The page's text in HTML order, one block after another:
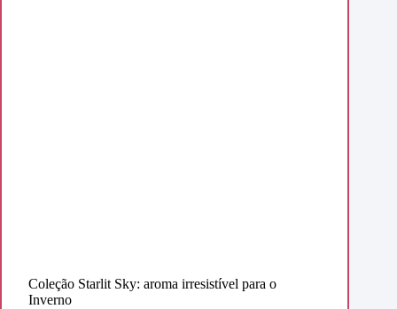
Coleção Starlit Sky: aroma irresistível para o
Inverno